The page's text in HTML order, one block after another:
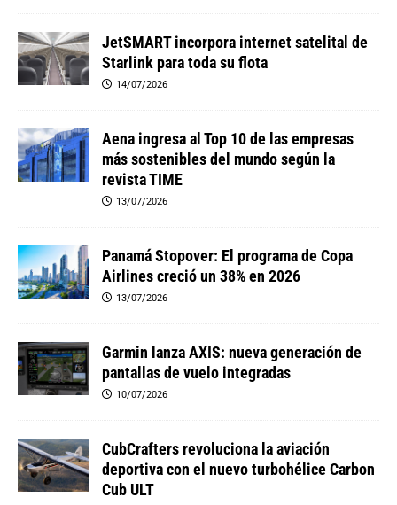
JetSMART incorpora internet satelital de
Starlink para toda su flota
14/07/2026
Aena ingresa al Top 10 de las empresas
más sostenibles del mundo según la
revista TIME
13/07/2026
Panamá Stopover: El programa de Copa
Airlines creció un 38% en 2026
13/07/2026
Garmin lanza AXIS: nueva generación de
pantallas de vuelo integradas
10/07/2026
CubCrafters revoluciona la aviación
deportiva con el nuevo turbohélice Carbon
Cub ULT